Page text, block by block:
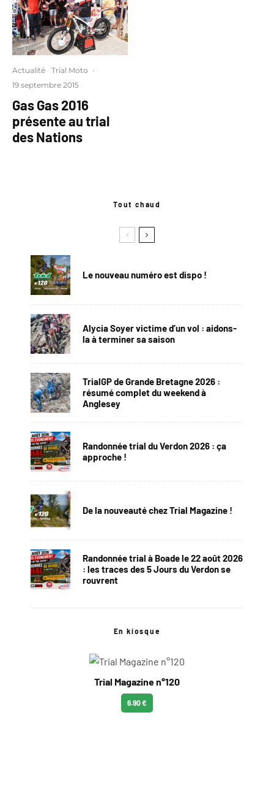
Actualité Trial Moto ·
19 septembre 2015
Gas Gas 2016
présente au trial
des Nations
Tout chaud
Le nouveau numéro est dispo !
Alycia Soyer victime d’un vol : aidons-
la à terminer sa saison
TrialGP de Grande Bretagne 2026 :
résumé complet du weekend à
Anglesey
Randonnée trial du Verdon 2026 : ça
approche !
De la nouveauté chez Trial Magazine !
Randonnée trial à Boade le 22 août 2026
: les traces des 5 Jours du Verdon se
rouvrent
En kiosque
Trial Magazine n°120
6.90 €